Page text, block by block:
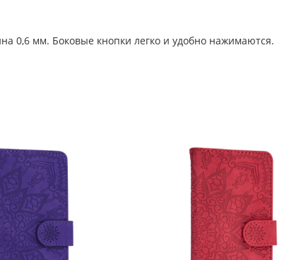
0,6 мм. Боковые кнопки легко и удобно нажимаются.